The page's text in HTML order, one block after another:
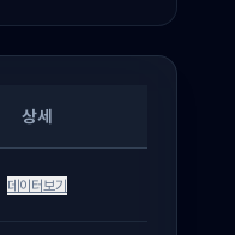
상세
데이터보기